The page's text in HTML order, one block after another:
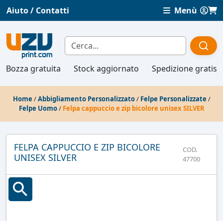
Aiuto / Contatti Menù
Bozza gratuita Stock aggiornato Spedizione gratis
Home /Abbigliamento Personalizzato/ Felpe Personalizzate /
Felpe Uomo/ Felpa cappuccio e zip bicolore unisex SILVER
FELPA CAPPUCCIO E ZIP BICOLORE
UNISEX SILVER
COD.
47700